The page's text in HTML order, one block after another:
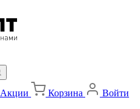
Акции Корзина Войти